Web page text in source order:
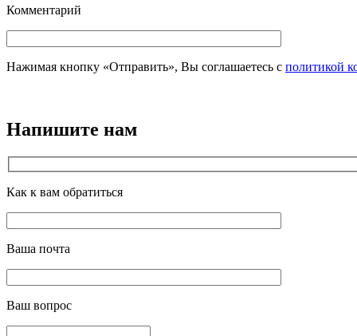
Комментарий
Нажимая кнопку «Отправить», Вы соглашаетесь с политикой
Напишите нам
Как к вам обратиться
Ваша почта
Ваш вопрос